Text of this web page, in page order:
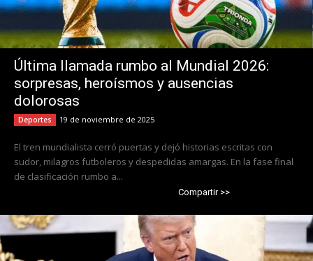
Última llamada rumbo al Mundial 2026:
sorpresas, heroísmos y ausencias
dolorosas
Deportes 19 de noviembre de 2025
El tren mundialista cerró puertas y dejó historias escritas con
sudor, milagros futboleros y despedidas amargas. En la fase final
de clasificación rumbo a...
Compartir >>